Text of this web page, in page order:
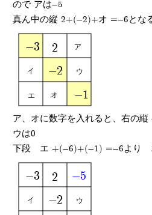
ので アは-5
真ん中の縦 2+(-2)+オ =-6とな
-3
-2
-1
2 ア
ウ
エ オ
イ
ア、オに数字を入れると、右
ウは0
下段 エ +(-6)+(-1) =-6より
-3
-2
2
ウ
イ
-5